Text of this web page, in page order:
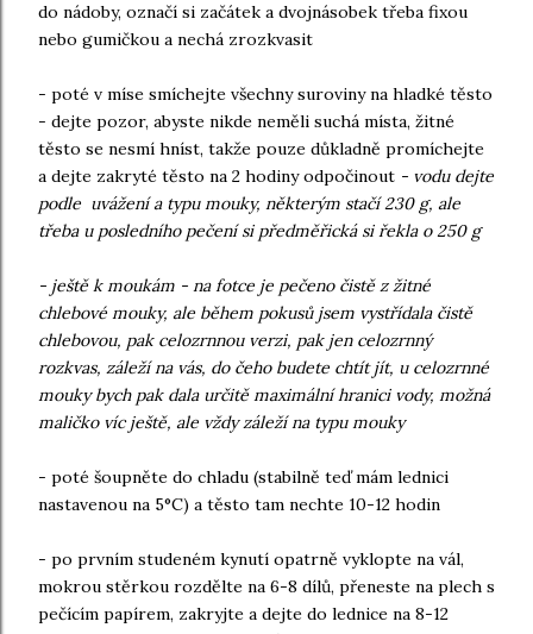
do nádoby, označí si začátek a dvojnásobek třeba fixou
nebo gumičkou a nechá zrozkvasit
- poté v míse smíchejte všechny suroviny na hladké těsto
- dejte pozor, abyste nikde neměli suchá místa, žitné
těsto se nesmí hníst, takže pouze důkladně promíchejte
a dejte zakryté těsto na 2 hodiny odpočinout - vodu dejte
podle uvážení a typu mouky, některým stačí 230 g, ale
třeba u posledního pečení si předměřická si řekla o 250 g
- ještě k moukám - na fotce je pečeno čistě z žitné
chlebové mouky, ale během pokusů jsem vystřídala čistě
chlebovou, pak celozrnnou verzi, pak jen celozrnný
rozkvas, záleží na vás, do čeho budete chtít jít, u celozrnné
mouky bych pak dala určitě maximální hranici vody, možná
maličko víc ještě, ale vždy záleží na typu mouky
- poté šoupněte do chladu (stabilně teď mám lednici
nastavenou na 5°C) a těsto tam nechte 10-12 hodin
- po prvním studeném kynutí opatrně vyklopte na vál,
mokrou stěrkou rozdělte na 6-8 dílů, přeneste na plech s
pečícím papírem, zakryjte a dejte do lednice na 8-12